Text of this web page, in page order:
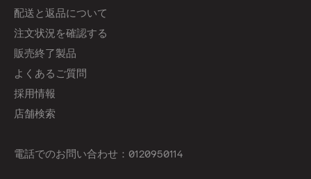
配送と返品について
注文状況を確認する
販売終了製品
よくあるご質問
採用情報
店舗検索
電話でのお問い合わせ：0120950114